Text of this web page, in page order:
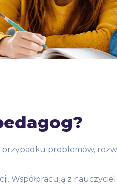
problemów,
Współpracują z